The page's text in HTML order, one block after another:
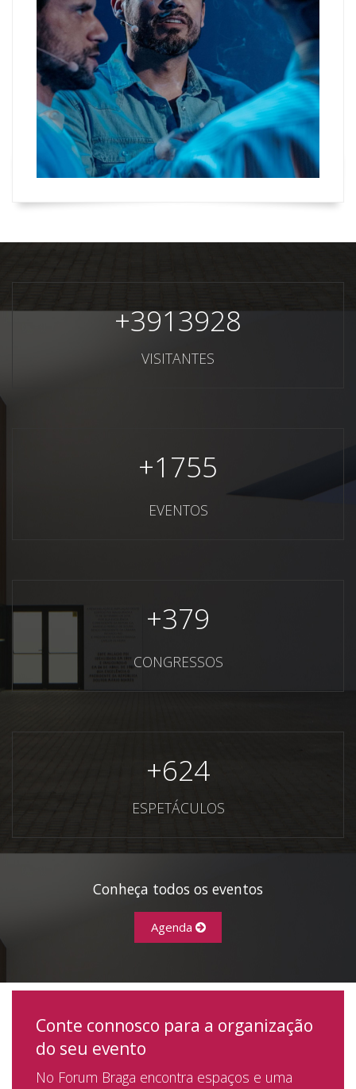
+3913928
VISITANTES
+1755
EVENTOS
+379
CONGRESSOS
+624
ESPETÁCULOS
Conheça todos os eventos
Agenda
Conte connosco para a organização
do seu evento
No Forum Braga encontra espaços e uma